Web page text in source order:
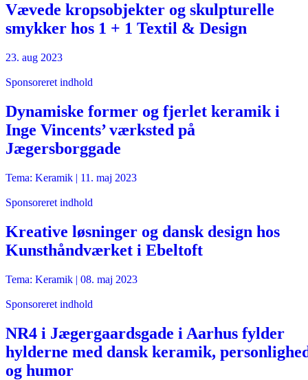
Vævede kropsobjekter og skulpturelle
smykker hos 1 + 1 Textil & Design
23. aug 2023
Sponsoreret indhold
Dynamiske former og fjerlet keramik i
Inge Vincents’ værksted på
Jægersborggade
Tema: Keramik | 11. maj 2023
Sponsoreret indhold
Kreative løsninger og dansk design hos
Kunsthåndværket i Ebeltoft
Tema: Keramik | 08. maj 2023
Sponsoreret indhold
NR4 i Jægergaardsgade i Aarhus fylder
hylderne med dansk keramik,
og humor